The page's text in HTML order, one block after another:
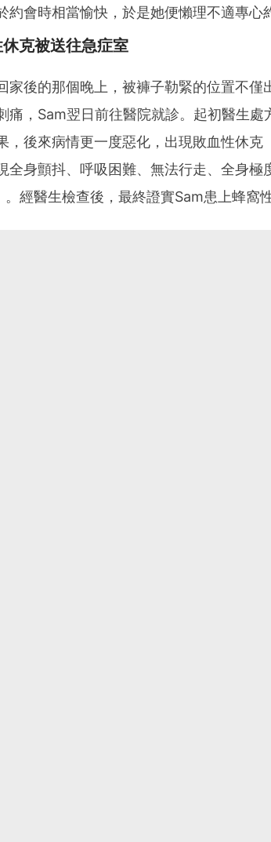
約會時相當愉快，於是她便懶理不適專心
克被送往急症室
家後的那個晚上，被褲子勒緊的位置不僅
痛，Sam翌日前往醫院就診。起初醫生
，後來病情更一度惡化，出現敗血性休
全身顫抖、呼吸困難、無法行走、全身極
經醫生檢查後，最終證實Sam患上蜂窩